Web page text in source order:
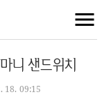
니 샌드위치
18. 09:15